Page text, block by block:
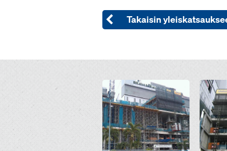
Takaisin
Open Open